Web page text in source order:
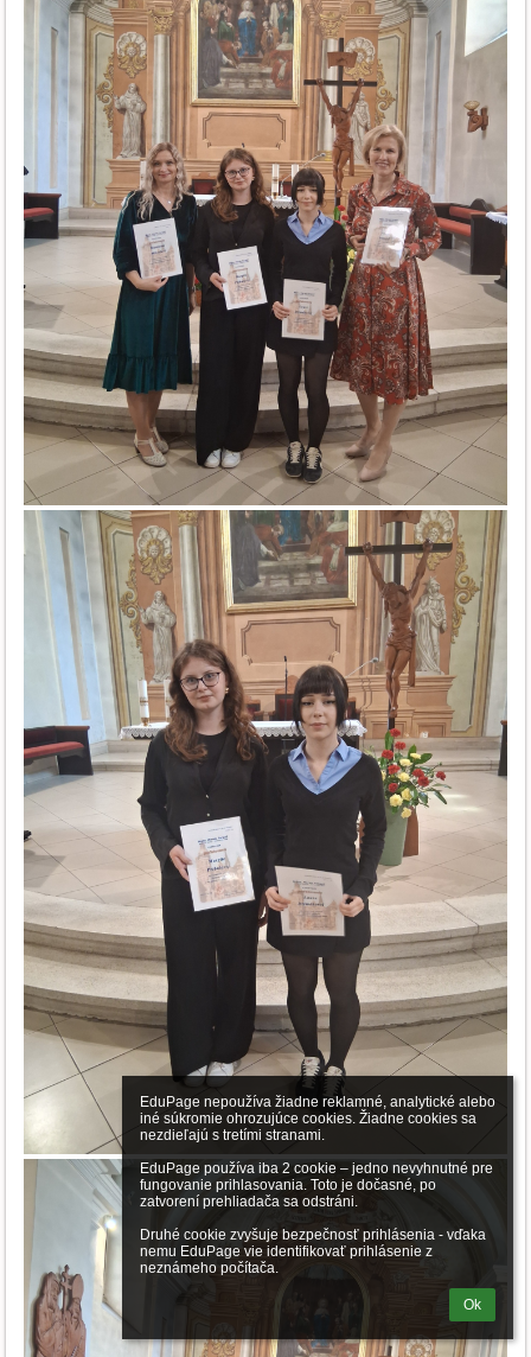
EduPage nepoužíva žiadne reklamné, analytické alebo
iné súkromie ohrozujúce cookies. Žiadne cookies sa
nezdieľajú s tretími stranami.
EduPage používa iba 2 cookie – jedno nevyhnutné pre
fungovanie prihlasovania. Toto je dočasné, po
zatvorení prehliadača sa odstráni.
Druhé cookie zvyšuje bezpečnosť prihlásenia - vďaka
nemu EduPage vie identifikovať prihlásenie z
neznámeho počítača.
Ok